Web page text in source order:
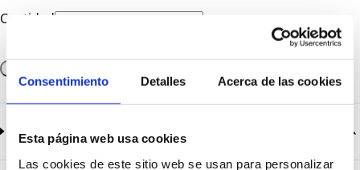
Consentimiento Detalles Acerca de las cookies
Esta página web usa cookies
Las cookies de este sitio web se usan para personalizar
Cantidad
Documentación